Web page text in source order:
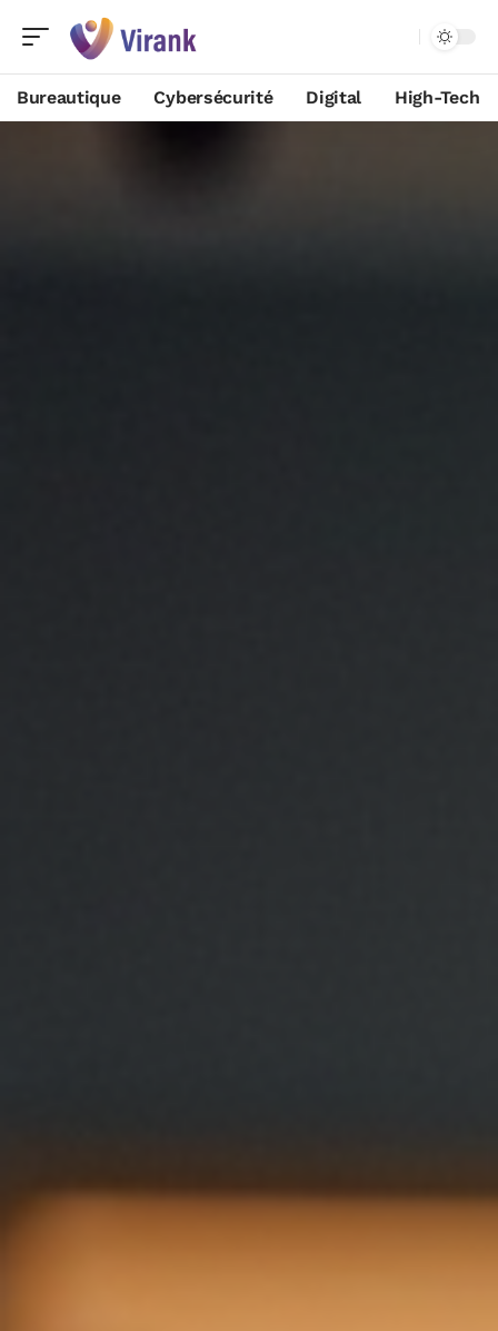
Bureautique Cybersécurité Digital High-Tech